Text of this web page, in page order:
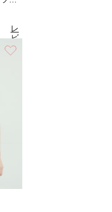
レ
ビ
ュ
ー